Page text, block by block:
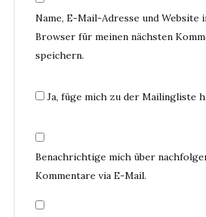
Name, E-Mail-Adresse und Website
Browser für meinen nächsten
speichern.
Ja, füge mich zu der Mailingliste
Benachrichtige mich über
Kommentare via E-Mail.